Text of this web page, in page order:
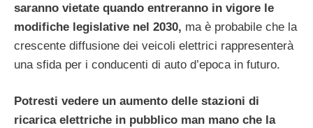
saranno vietate quando entreranno in vigore le
modifiche legislative nel 2030, ma è probabile che la
crescente diffusione dei veicoli elettrici rappresenterà
una sfida per i conducenti di auto d’epoca in futuro.
Potresti vedere un aumento delle stazioni di
ricarica elettriche in pubblico man mano che la